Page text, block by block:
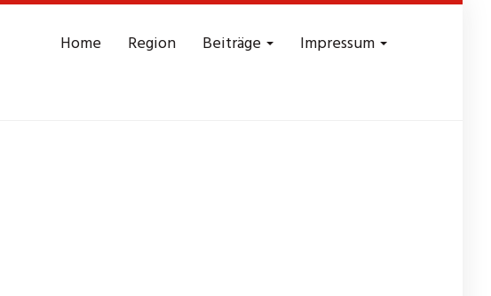
Home Region Beiträge Impressum